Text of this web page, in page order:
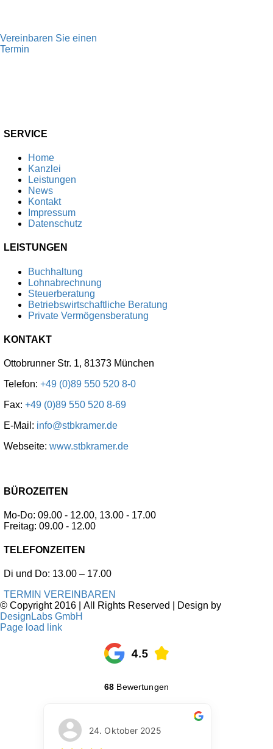
Vereinbaren Sie einen
Termin
SERVICE
Home
Kanzlei
Leistungen
News
Kontakt
Impressum
Datenschutz
LEISTUNGEN
Buchhaltung
Lohnabrechnung
Steuerberatung
Betriebswirtschaftliche Beratung
Private Vermögensberatung
KONTAKT
Ottobrunner Str. 1, 81373 München
Telefon: +49 (0)89 550 520 8-0
Fax: +49 (0)89 550 520 8-69
E-Mail: info@stbkramer.de
Webseite: www.stbkramer.de
BÜROZEITEN
Mo-Do: 09.00 - 12.00, 13.00 - 17.00
Freitag: 09.00 - 12.00
TELEFONZEITEN
Di und Do: 13.00 – 17.00
TERMIN VEREINBAREN
© Copyright 2016 | All Rights Reserved | Design by
DesignLabs GmbH
Page load link